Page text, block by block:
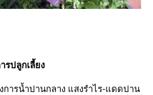
รปลูกเลี้ยง
รน้ำปานกลาง แสงรำไร-แดดปาน